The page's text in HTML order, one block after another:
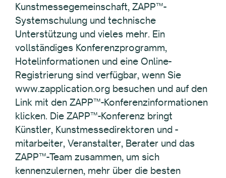
Kunstmessegemeinschaft, ZAPP™-
Systemschulung und technische
Unterstützung und vieles mehr. Ein
vollständiges Konferenzprogramm,
Hotelinformationen und eine Online-
Registrierung sind verfügbar, wenn Sie
www.zapplication.org besuchen und auf den
Link mit den ZAPP™-Konferenzinformationen
klicken. Die ZAPP™-Konferenz bringt
Künstler, Kunstmessedirektoren und -
mitarbeiter, Veranstalter, Berater und das
ZAPP™-Team zusammen, um sich
kennenzulernen, mehr über die besten